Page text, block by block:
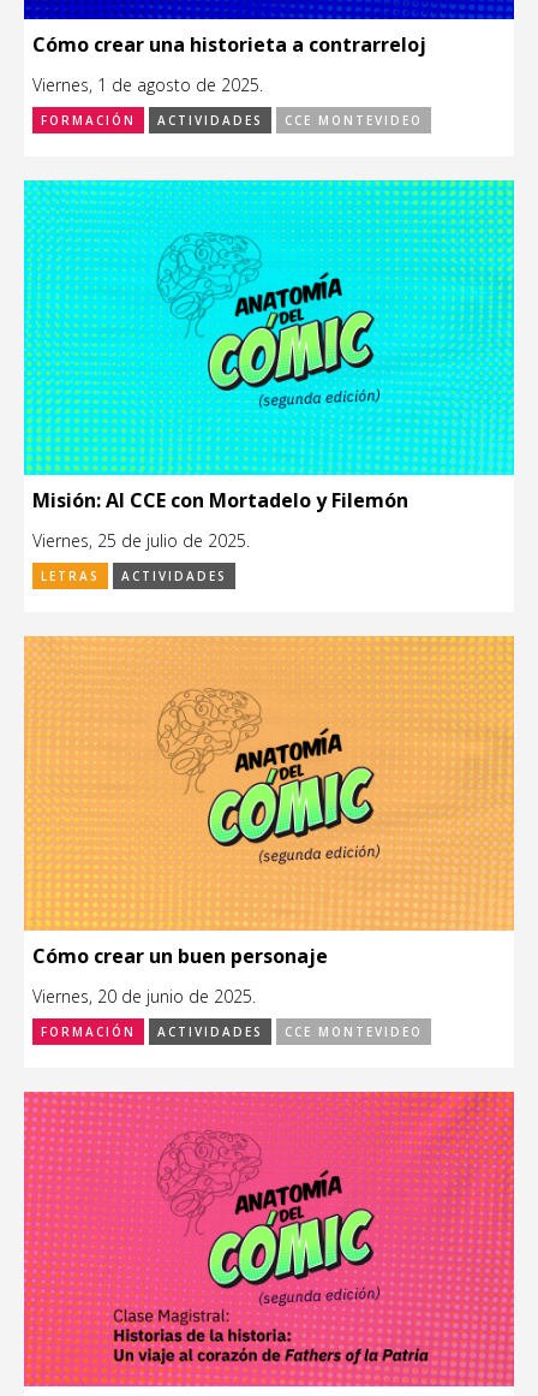
Cómo crear una historieta a contrarreloj
Viernes, 1 de agosto de 2025.
FORMACIÓN ACTIVIDADES CCE MONTEVIDEO
Misión: Al CCE con Mortadelo y Filemón
Viernes, 25 de julio de 2025.
LETRAS ACTIVIDADES
Cómo crear un buen personaje
Viernes, 20 de junio de 2025.
FORMACIÓN ACTIVIDADES CCE MONTEVIDEO